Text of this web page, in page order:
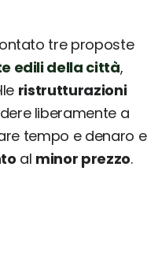
tre proposte
edili della città,
ristrutturazioni
liberamente a
tempo e denaro e
al minor prezzo.